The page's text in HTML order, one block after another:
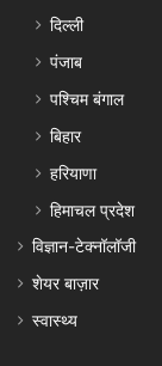
दिल्ली
पंजाब
पश्चिम बंगाल
बिहार
हरियाणा
हिमाचल प्रदेश
विज्ञान-टेक्नॉलॉजी
शेयर बाज़ार
स्वास्थ्य